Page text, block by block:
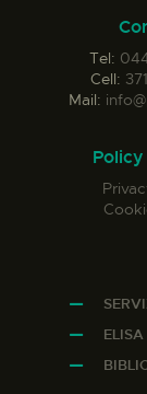
Tel:
Cell:
Mail: